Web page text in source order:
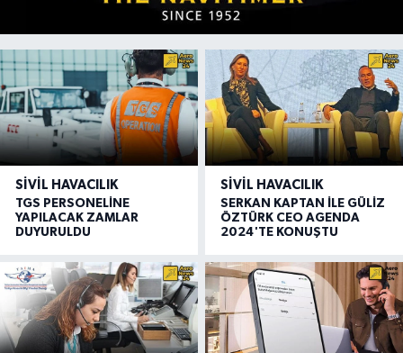
SIVIL HAVACILIK
TGS PERSONELİNE
YAPILACAK ZAMLAR
DUYURULDU
SIVIL HAVACILIK
SERKAN KAPTAN İLE GÜLİZ
ÖZTÜRK CEO AGENDA
2024'TE KONUŞTU